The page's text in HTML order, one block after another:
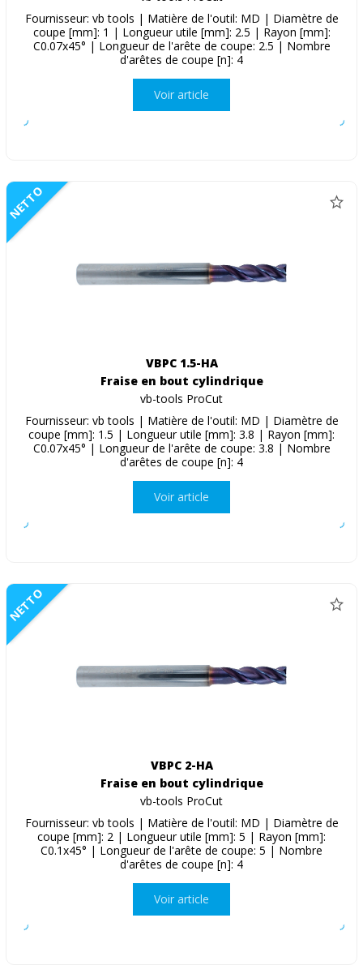
Fournisseur: vb tools | Matière de l'outil: MD | Diamètre de
coupe [mm]: 1 | Longueur utile [mm]: 2.5 | Rayon [mm]:
C0.07x45° | Longueur de l'arête de coupe: 2.5 | Nombre
d'arêtes de coupe [n]: 4
Voir article
NETTO
VBPC 1.5-HA
Fraise en bout cylindrique
vb-tools ProCut
Fournisseur: vb tools | Matière de l'outil: MD | Diamètre de
coupe [mm]: 1.5 | Longueur utile [mm]: 3.8 | Rayon [mm]:
C0.07x45° | Longueur de l'arête de coupe: 3.8 | Nombre
d'arêtes de coupe [n]: 4
Voir article
NETTO
VBPC 2-HA
Fraise en bout cylindrique
vb-tools ProCut
Fournisseur: vb tools | Matière de l'outil: MD | Diamètre de
coupe [mm]: 2 | Longueur utile [mm]: 5 | Rayon [mm]:
C0.1x45° | Longueur de l'arête de coupe: 5 | Nombre
d'arêtes de coupe [n]: 4
Voir article